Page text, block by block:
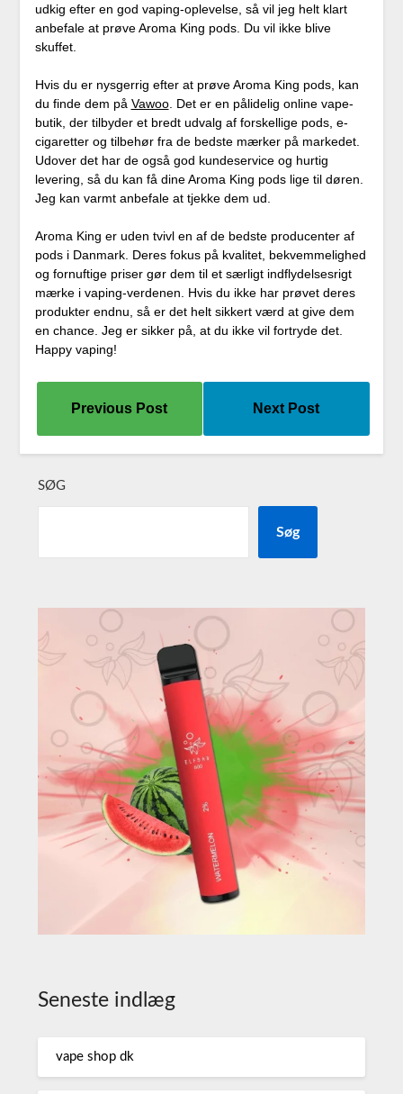
udkig efter en god vaping-oplevelse, så vil jeg helt klart
anbefale at prøve Aroma King pods. Du vil ikke blive
skuffet.
Hvis du er nysgerrig efter at prøve Aroma King pods, kan
du finde dem på Vawoo. Det er en pålidelig online vape-
butik, der tilbyder et bredt udvalg af forskellige pods, e-
cigaretter og tilbehør fra de bedste mærker på markedet.
Udover det har de også god kundeservice og hurtig
levering, så du kan få dine Aroma King pods lige til døren.
Jeg kan varmt anbefale at tjekke dem ud.
Aroma King er uden tvivl en af de bedste producenter af
pods i Danmark. Deres fokus på kvalitet, bekvemmelighed
og fornuftige priser gør dem til et særligt indflydelsesrigt
mærke i vaping-verdenen. Hvis du ikke har prøvet deres
produkter endnu, så er det helt sikkert værd at give dem
en chance. Jeg er sikker på, at du ikke vil fortryde det.
Happy vaping!
Previous Post Next Post
SØG
Søg
Seneste indlæg
vape shop dk